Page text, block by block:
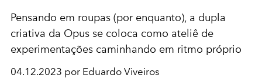
Pensando em roupas (por enquanto), a dupla
criativa da Opus se coloca como ateliê de
experimentações caminhando em ritmo próprio
04.12.2023 por Eduardo Viveiros